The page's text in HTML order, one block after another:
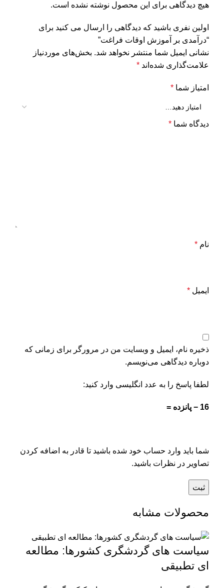
هیچ دیدگاهی برای این محصول نوشته نشده است.
اولین نفری باشید که دیدگاهی را ارسال می کنید برای
“درآمدی بر آموزش اوقات فراغت”
نشانی ایمیل شما منتشر نخواهد شد. بخش‌های موردنیاز
علامت‌گذاری شده‌اند *
امتیاز شما *
دیدگاه شما *
نام *
ایمیل *
ذخیره نام، ایمیل و وبسایت من در مرورگر برای زمانی که
دوباره دیدگاهی می‌نویسم.
لطفا پاسخ را به عدد انگلیسی وارد کنید:
16 − پانزده =
شما باید وارد حساب خود شده باشید تا قادر به اضافه کردن
تصاویر در نظرات باشید.
محصولات مشابه
سیاست های گردشگری کشورها: مطالعه
ای تطبیقی